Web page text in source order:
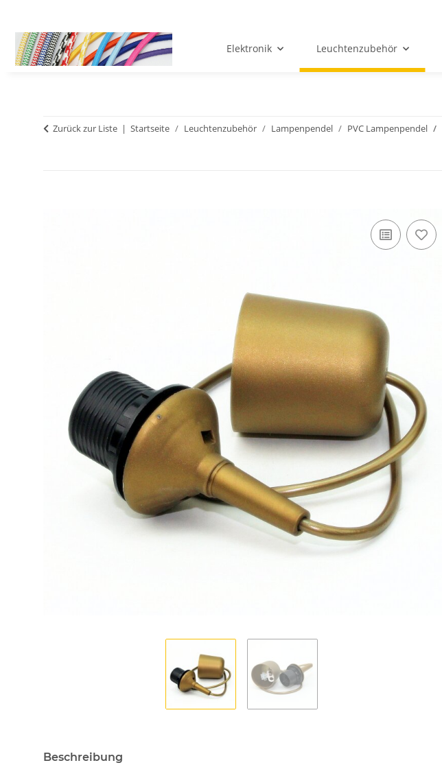
Elektronik Leuchtenzubehör
Zurück zur Liste Startseite Leuchtenzubehör Lampenpendel PVC Lampenpendel
Beschreibung